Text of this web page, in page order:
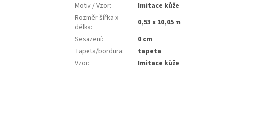
Motiv / Vzor:
Imitace kůže
Rozměr šířka x
délka:
0,53 x 10,05 m
Sesazení:
0 cm
Tapeta/bordura:
tapeta
Vzor: Imitace kůže